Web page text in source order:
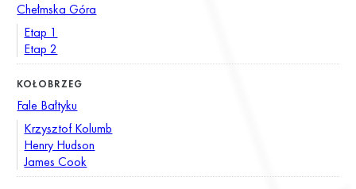
Chełmska Góra
Etap 1
Etap 2
KOŁOBRZEG
Fale Bałtyku
Krzysztof Kolumb
Henry Hudson
James Cook